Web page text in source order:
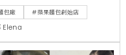
持，這種跨越半世紀的味道，
是數位內容中極具文化價值的
位美食愛好者親自探尋。
包廠 #蘋果麵包創始店
Elena